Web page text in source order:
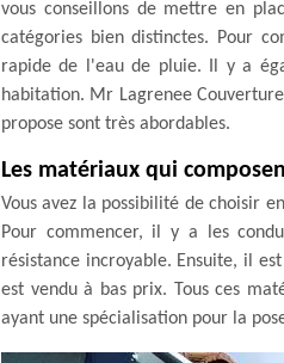
vous conseillons de mettre en
catégories bien distinctes. Pour
rapide de l'eau de pluie. Il y a
habitation. Mr Lagrenee
propose sont très abordables.
Les matériaux qui
Vous avez la possibilité de choisir
Pour commencer, il y a les
résistance incroyable. Ensuite, il
est vendu à bas prix. Tous ces
ayant une spécialisation pour la